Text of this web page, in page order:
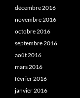
décembre 2016
novembre 2016
octobre 2016
septembre 2016
août 2016
mars 2016
février 2016
janvier 2016